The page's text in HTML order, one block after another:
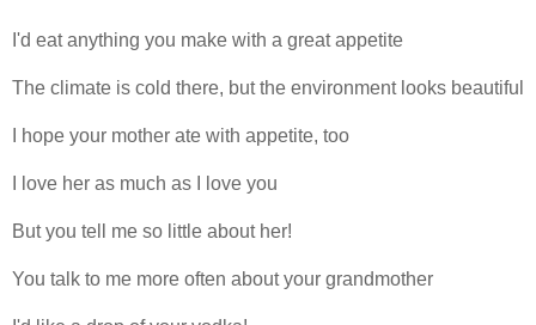
I'd eat anything you make with a great appetite
The climate is cold there, but the environment looks beautiful
I hope your mother ate with appetite, too
I love her as much as I love you
But you tell me so little about her!
You talk to me more often about your grandmother